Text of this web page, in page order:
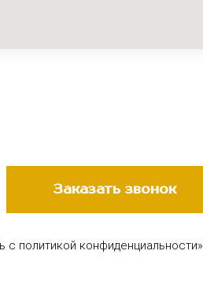
Заказать звонок
c политикой конфиденциальности»